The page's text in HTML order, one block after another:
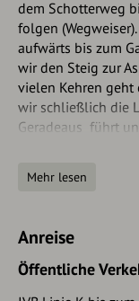
dem Schotterweg
folgen
aufwärts bis zum
wir den Steig zur
vielen Kehren geht
wir schließlich die
Geradeaus führt
unterhalb zweigt
Osten durch ein
hier führt der
durch Latschen,
Mehr lesen
Anreise
Öffentliche